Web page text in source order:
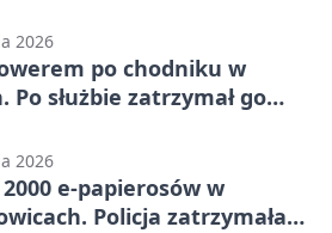
2026
po chodniku w
Po służbie zatrzymał go
2026
e-papierosów w
Policja zatrzymała